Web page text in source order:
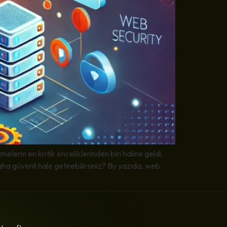
en kritik önceliklerinden biri haline geldi.
güvenli hale getirebilirsiniz? Bu yazıda, web